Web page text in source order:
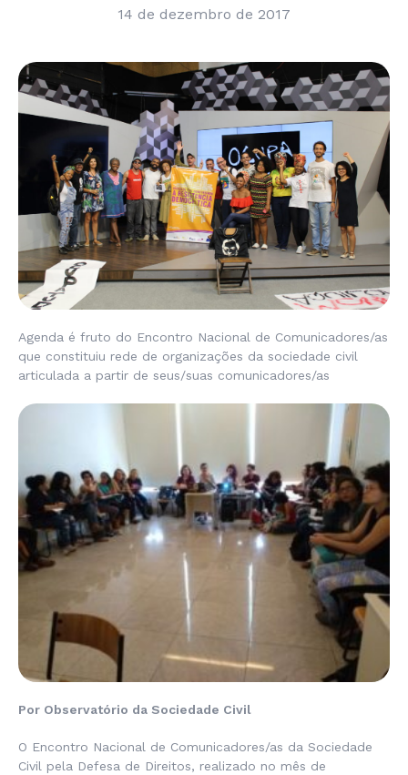
14 de dezembro de 2017
Agenda é fruto do Encontro Nacional de Comunicadores/as
que constituiu rede de organizações da sociedade civil
articulada a partir de seus/suas comunicadores/as
Por Observatório da Sociedade Civil
O Encontro Nacional de Comunicadores/as da Sociedade
Civil pela Defesa de Direitos, realizado no mês de